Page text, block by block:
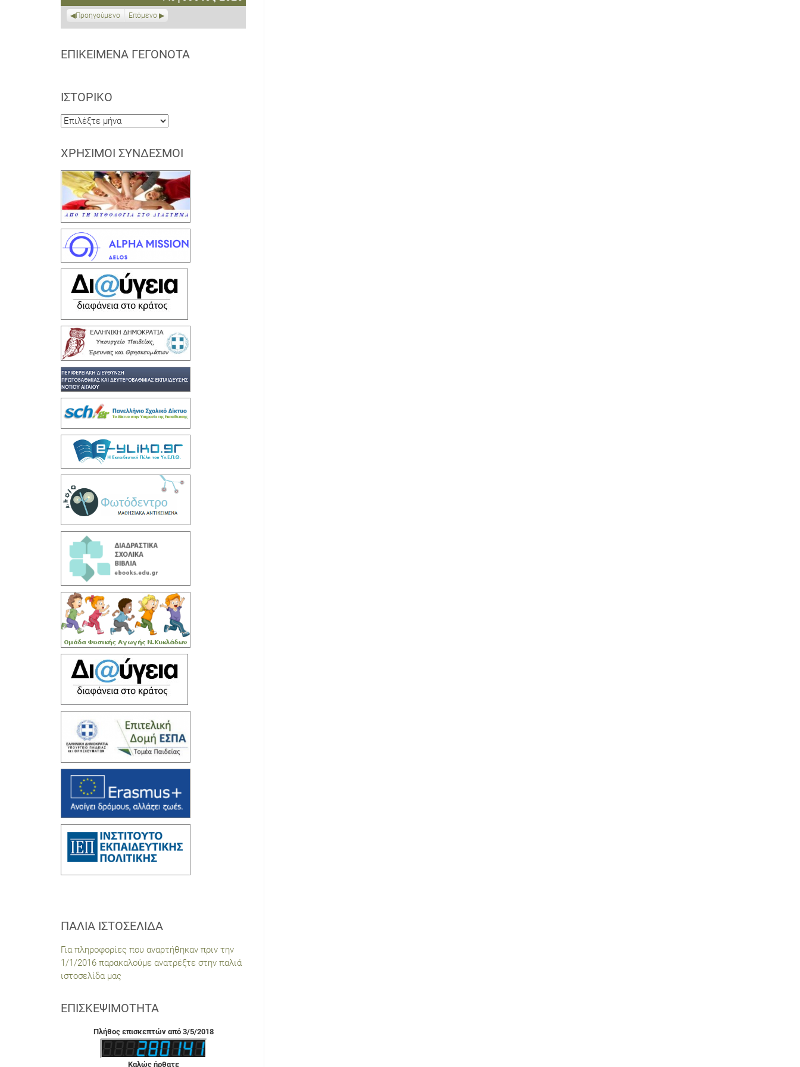
2026 202620262026
Προηγούμενο Επόμενο
ΕΠΙΚΕΊΜΕΝΑ ΓΕΓΟΝΌΤΑ
ΙΣΤΟΡΙΚΌ
Ιστορικό
ΧΡΉΣΙΜΟΙ ΣΎΝΔΕΣΜΟΙ
ΠΑΛΙΆ ΙΣΤΟΣΕΛΊΔΑ
Για πληροφορίες που αναρτήθηκαν πριν την
1/1/2016 παρακαλούμε ανατρέξτε στην παλιά
ιστοσελίδα μας
ΕΠΙΣΚΕΨΙΜΌΤΗΤΑ
Πλήθος επισκεπτών από 3/5/2018
Καλώς ήρθατε